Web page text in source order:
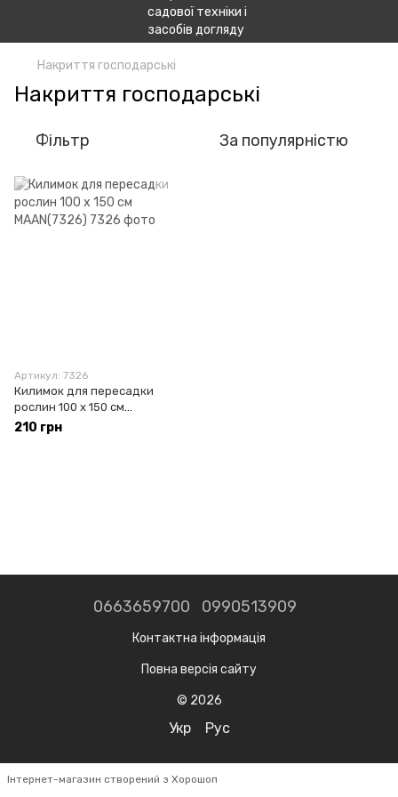
Накриття господарські
Накриття господарські
Фільтр За популярністю
Артикул: 7326
Килимок для пересадки
рослин 100 x 150 см
MAAN(7326)
210 грн
0663659700 0990513909
Контактна інформація
Повна версія сайту
© 2026
Укр Рус
Інтернет-магазин створений з Хорошоп